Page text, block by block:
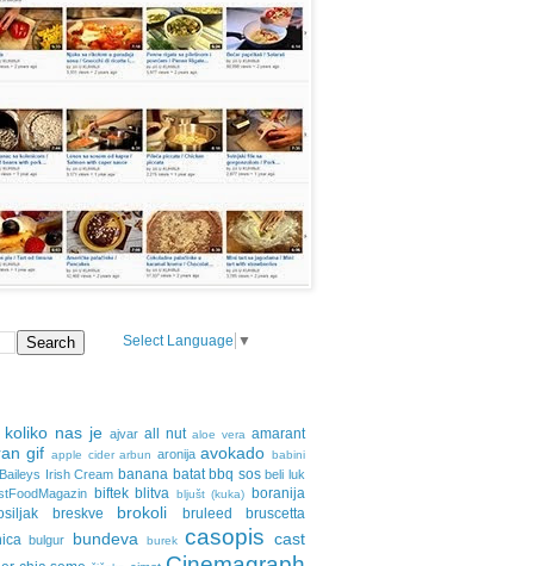
Select Language ▼
koliko nas je ajvar all nut aloe vera amarant
gif apple cider arbun aronija avokado babini
Baileys Irish Cream banana batat bbq sos beli luk
biftek blitva bljušt (kuka)
boranija
breskve brokoli bruleed
bruscetta
bulgur bundeva burek casopis cast